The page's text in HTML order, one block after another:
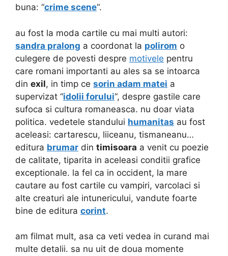
buna: “crime scene“.
au fost la moda cartile cu mai multi autori:
sandra pralong a coordonat la polirom o
culegere de povesti despre motivele pentru
care romani importanti au ales sa se intoarca
din exil, in timp ce sorin adam matei a
supervizat “idolii forului“, despre gastile care
sufoca si cultura romaneasca. nu doar viata
politica. vedetele standului humanitas au fost
aceleasi: cartarescu, liiceanu, tismaneanu…
editura brumar din timisoara a venit cu poezie
de calitate, tiparita in aceleasi conditii grafice
exceptionale. la fel ca in occident, la mare
cautare au fost cartile cu vampiri, varcolaci si
alte creaturi ale intunericului, vandute foarte
bine de editura corint.
am filmat mult, asa ca veti vedea in curand mai
multe detalii. sa nu uit de doua momente